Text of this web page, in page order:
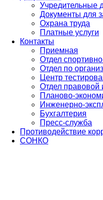
Учредительные
Документы для
Охрана труда
Платные услуги
Контакты
Приемная
Отдел
Отдел по
Центр
Отдел правовой
Планово-
Инженерно-
Бухгалтерия
Пресс-служба
Противодействие
СОНКО